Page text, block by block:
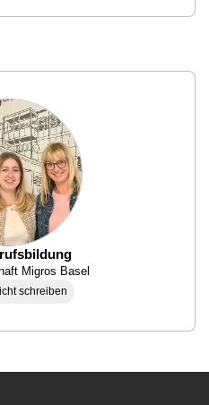
Migros Basel
schreiben